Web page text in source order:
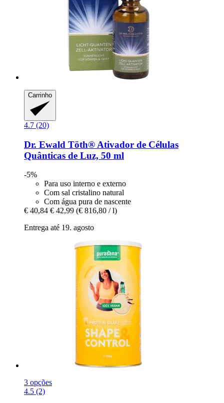
Carrinho
4.7 (20)
Dr. Ewald Töth® Ativador de Células
Quânticas de Luz, 50 ml
-5%
Para uso interno e externo
Com sal cristalino natural
Com água pura de nascente
€ 40,84 € 42,99 (€ 816,80 / l)
Entrega até 19. agosto
3 opções
4.5 (2)